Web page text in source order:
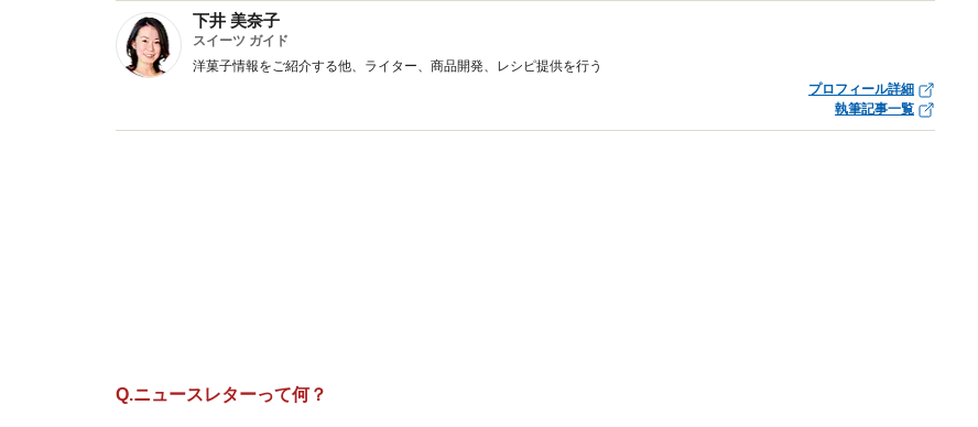
下井 美奈子
スイーツ ガイド
洋菓子情報をご紹介する他、ライター、商品開発、レシピ提供を行う
プロフィール詳細
執筆記事一覧
Q.ニュースレターって何？